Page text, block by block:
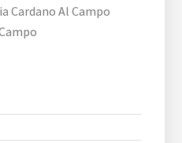
Cardano Al Campo